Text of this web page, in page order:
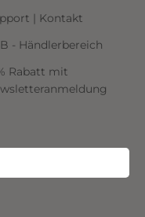
| Kontakt
- Händlerbereich
Rabatt mit